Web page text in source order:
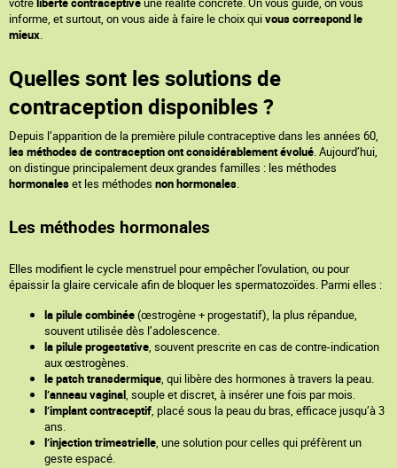
informe, et surtout, on vous aide à faire le choix quivous correspond le
mieux.
Quelles sont les solutions de
contraception disponibles ?
Depuis l’apparition de la première pilule contraceptive dans les années 60,
les méthodes de contraception ont considérablement évolué. Aujourd’hui,
on distingue principalement deux grandes familles : les méthodes
hormonaleset les méthodes non hormonales.
Les méthodes hormonales
Elles modifient le cycle menstruel pour empêcher l’ovulation, ou pour
épaissir la glaire cervicale afin de bloquer les spermatozoïdes. Parmi elles :
la pilule combinée(œstrogène + progestatif), la plus répandue,
souvent utilisée dès l’adolescence.
la pilule progestative, souvent prescrite en cas de contre-indication
aux œstrogènes.
le patch transdermique, qui libère des hormones à travers la peau.
l’anneau vaginal, souple et discret, à insérer une fois par mois.
l’implant contraceptif, placé sous la peau du bras, efficace jusqu’à 3
ans.
l’injection trimestrielle, une solution pour celles qui préfèrent un
geste espacé.